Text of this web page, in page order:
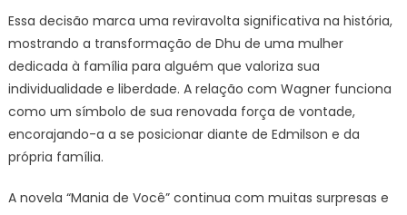
Essa decisão marca uma reviravolta significativa na história,
mostrando a transformação de Dhu de uma mulher
dedicada à família para alguém que valoriza sua
individualidade e liberdade. A relação com Wagner funciona
como um símbolo de sua renovada força de vontade,
encorajando-a a se posicionar diante de Edmilson e da
própria família.
A novela “Mania de Você” continua com muitas surpresas e